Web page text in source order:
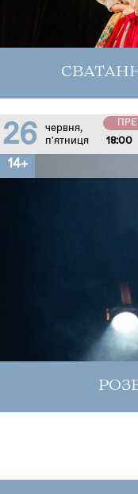
26
червня,
п'ятниця
18:00
14+